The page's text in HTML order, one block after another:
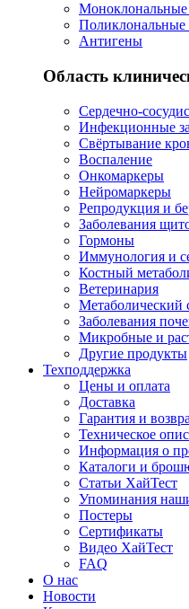
Моноклональные
Поликлональные
Антигены
Область
Сердечно-
Инфекционные
Свёртывание
Воспаление
Онкомаркеры
Нейромаркеры
Репродукция и
Заболевания
Гормоны
Иммунология и
Костный
Ветеринария
Метаболический
Заболевания
Микробные и
Другие продукты
Техподдержка
Цены и оплата
Доставка
Гарантия и
Техническое
Информация о
Каталоги и
Статьи ХайТест
Упоминания
Постеры
Сертификаты
Видео ХайТест
FAQ
О нас
Новости